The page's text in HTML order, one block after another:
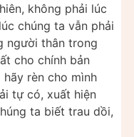
không phải lúc
chúng ta vẫn phải
người thân trong
cho chính bản
rèn cho mình
tự có, xuất hiện
ta biết trau dồi,